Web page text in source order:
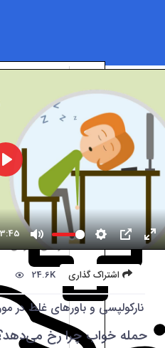
اشتراک گذاری 24.6K
نارکولپسی و باورهای غلط در
حمله خواب چرا رخ